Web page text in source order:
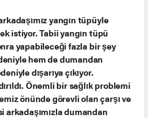
yangın tüpüyle
istiyor. Tabii yangın tüpü
yapabileceği fazla bir şey
hem de dumandan
dışarıya çıkıyor.
Önemli bir sağlık problemi
önünde görevli olan çarşı ve
arkadaşımızla dumandan